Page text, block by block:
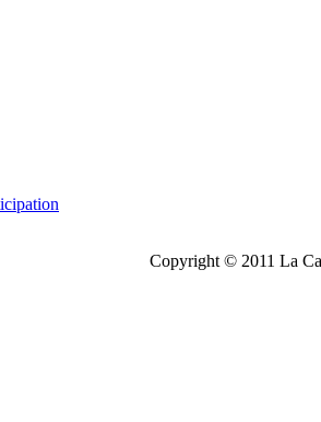
Copyright © 2011 La